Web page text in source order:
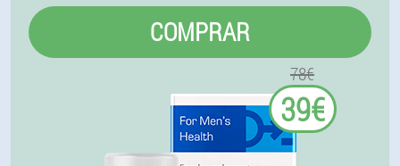
COMPRAR
78€
39€